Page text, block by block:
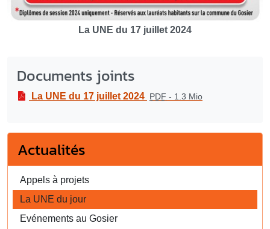
La UNE du 17 juillet 2024
Documents joints
La UNE du 17 juillet 2024 PDF - 1.3 Mio
Actualités
Appels à projets
La UNE du jour
Evénements au Gosier